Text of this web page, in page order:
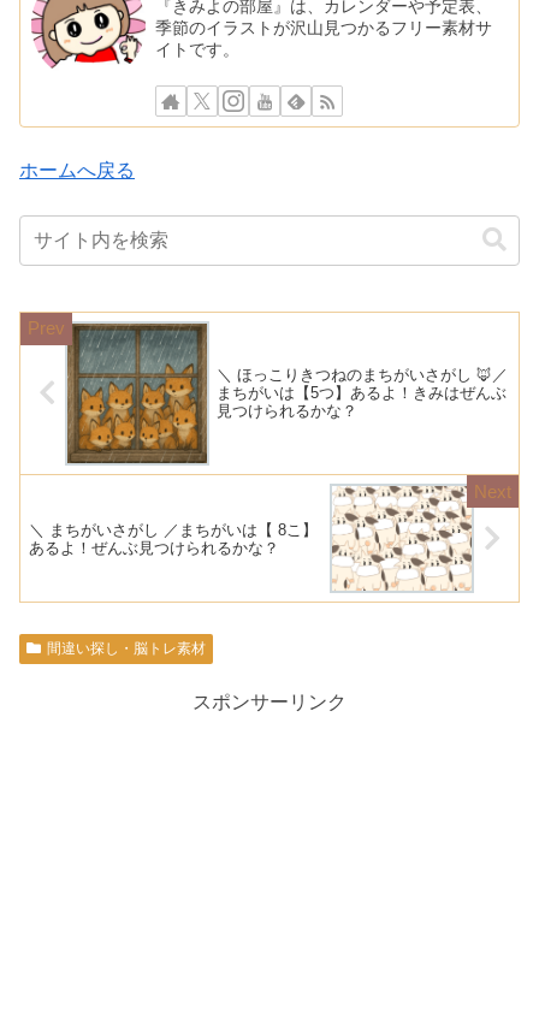
『きみよの部屋』は、カレンダーや予定表、
季節のイラストが沢山見つかるフリー素材サ
イトです。
ホームへ戻る
＼ ほっこりきつねのまちがいさがし 🦊／
まちがいは【5つ】あるよ！きみはぜんぶ
見つけられるかな？
＼ まちがいさがし ／まちがいは【 8こ】
あるよ！ぜんぶ見つけられるかな？
間違い探し・脳トレ素材
スポンサーリンク